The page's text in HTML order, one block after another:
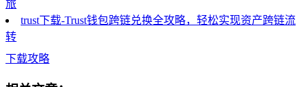
旅
trust下载-Trust钱包跨链兑换全攻略，轻松实现资产跨链流
转
下载攻略